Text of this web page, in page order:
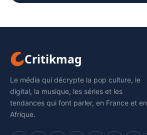
Critikmag
Le média qui décrypte la pop culture, le
digital, la musique, les séries et les
tendances qui font parler, en France et en
Afrique.